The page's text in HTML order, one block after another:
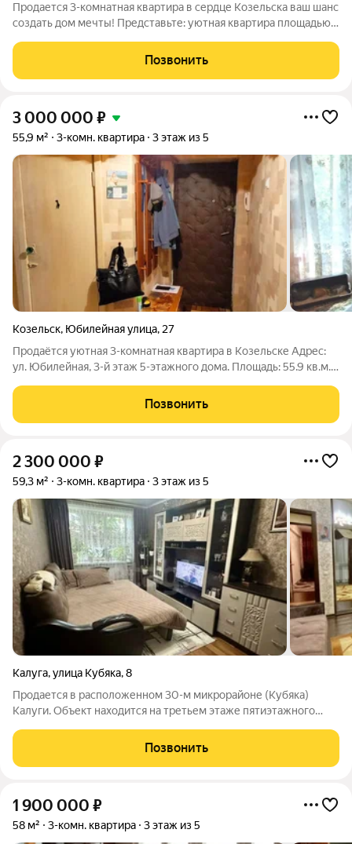
Продается 3-комнатная квартира в сердце Козельска ваш шанс
создать дом мечты! Представьте: уютная квартира площадью
центре Козельска. Здесь всё под рукой магазины, кафе, школы
и остановки
Позвонить
3 000 000 ₽
55,9 м² 3-комн. квартира 3 этаж из 5
Козельск, Юбилейная улица, 27
Продаётся уютная 3-комнатная квартира в Козельске Адрес:
ул. Юбилейная, 3-й этаж 5-этажного дома. Площадь: 55.9 кв.м.
детский сад, почта, магазины. Остановки маршруток удобная
транспортная
Позвонить
2 300 000 ₽
59,3 м² 3-комн. квартира 3 этаж из 5
Калуга,улица Кубяка,8
Продается в расположенном 30-м микрорайоне (Кубяка)
Калуги. Объект находится на третьем этаже пятиэтажного
независимость от лифта. Продается 2/4 доли в трехкомнатной
квартире. Квартира обладает
Позвонить
1 900 000 ₽
58 м² 3-комн. квартира 3 этаж из 5